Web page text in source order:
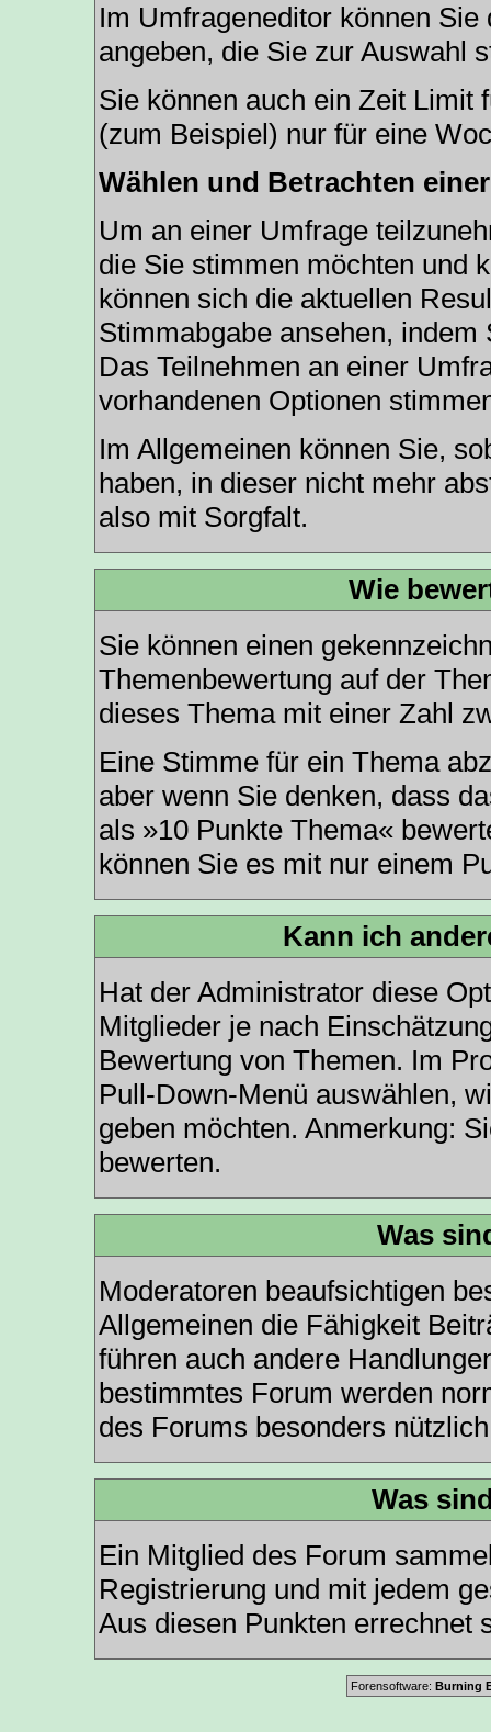
Im Umfrageneditor können
angeben, die Sie zur Auswahl
Sie können auch ein Zeit Limit
(zum Beispiel) nur für eine
Wählen und Betrachten
Um an einer Umfrage
die Sie stimmen möchten und
können sich die aktuellen
Stimmabgabe ansehen,
Das Teilnehmen an einer
vorhandenen Optionen
Im Allgemeinen können Sie,
haben, in dieser nicht mehr
also mit Sorgfalt.
Wie
Sie können einen
Themenbewertung auf der
dieses Thema mit einer Zahl
Eine Stimme für ein Thema
aber wenn Sie denken, dass
als »10 Punkte Thema«
können Sie es mit nur einem
Kann ich
Hat der Administrator diese
Mitglieder je nach
Bewertung von Themen. Im
Pull-Down-Menü auswählen,
geben möchten. Anmerkung:
bewerten.
Was
Moderatoren beaufsichtigen
Allgemeinen die Fähigkeit
führen auch andere
bestimmtes Forum werden
des Forums besonders
Was
Ein Mitglied des Forum
Registrierung und mit jedem
Aus diesen Punkten errechnet
Forensoftware: Burning